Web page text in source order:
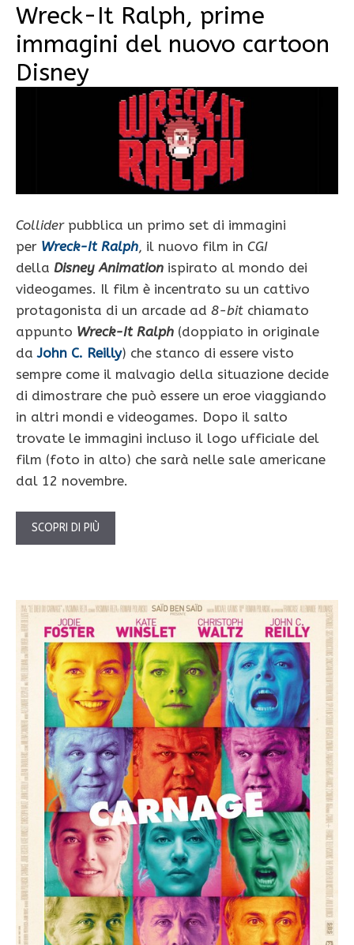
Wreck-It Ralph, prime
immagini del nuovo cartoon
Disney
Colliderpubblica un primo set di immagini
per Wreck-It Ralph, il nuovo film in CGI
della Disney Animation ispirato al mondo dei
videogames. Il film è incentrato su un cattivo
protagonista di un arcade ad 8-bit chiamato
appunto Wreck-It Ralph (doppiato in originale
da John C. Reilly) che stanco di essere visto
sempre come il malvagio della situazione decide
di dimostrare che può essere un eroe viaggiando
in altri mondi e videogames. Dopo il salto
trovate le immagini incluso il logo ufficiale del
film (foto in alto) che sarà nelle sale americane
dal 12 novembre.
SCOPRI DI PIÙ